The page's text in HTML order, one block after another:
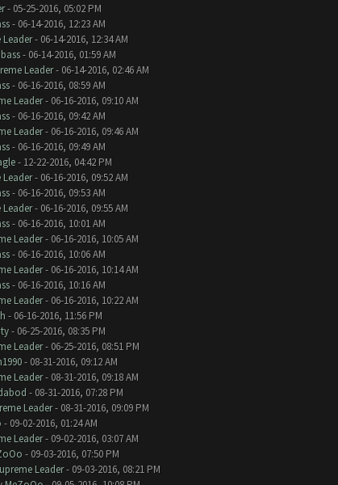
- 05-25-2016, 05:02 PM
- 06-14-2016, 12:23 AM
Leader- 06-14-2016, 12:34 AM
- 06-14-2016, 01:59 AM
Leader- 06-14-2016, 02:46 AM
- 06-16-2016, 08:59 AM
Leader- 06-16-2016, 09:10 AM
- 06-16-2016, 09:42 AM
Leader- 06-16-2016, 09:46 AM
- 06-16-2016, 09:49 AM
- 12-22-2016, 04:42 PM
Leader- 06-16-2016, 09:52 AM
- 06-16-2016, 09:53 AM
Leader- 06-16-2016, 09:55 AM
- 06-16-2016, 10:01 AM
Leader- 06-16-2016, 10:05 AM
- 06-16-2016, 10:06 AM
Leader- 06-16-2016, 10:14 AM
- 06-16-2016, 10:16 AM
Leader- 06-16-2016, 10:22 AM
- 06-16-2016, 11:56 PM
- 06-25-2016, 08:35 PM
Leader- 06-25-2016, 08:51 PM
- 08-31-2016, 09:12 AM
Leader- 08-31-2016, 09:18 AM
- 08-31-2016, 07:28 PM
Leader- 08-31-2016, 09:09 PM
- 09-02-2016, 01:24 AM
Leader- 09-02-2016, 03:07 AM
- 09-03-2016, 07:50 PM
Leader- 09-03-2016, 08:21 PM